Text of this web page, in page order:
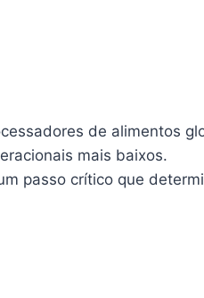
de alimentos
mais baixos.
passo crítico que